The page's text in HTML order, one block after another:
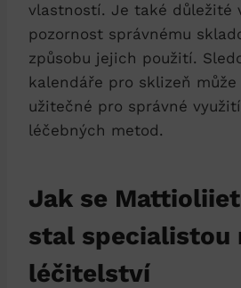
vlastností. Je také důležité
pozornost správnému
způsobu jejich použití.
kalendáře pro sklizeň
užitečné pro správné
léčebných metod.
Jak se
stal specialistou
léčitelství